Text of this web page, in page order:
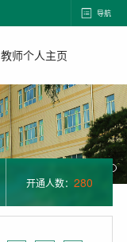
导航
教师个人主页
开通人数： 280